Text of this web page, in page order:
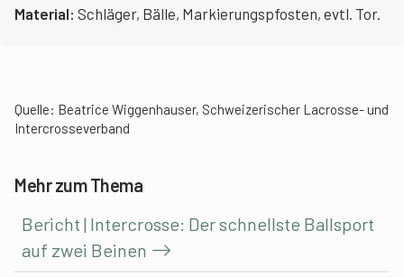
Material: Schläger, Bälle, Markierungspfosten, evtl. Tor.
Quelle: Beatrice Wiggenhauser, Schweizerischer Lacrosse- und
Intercrosseverband
Mehr zum Thema
Bericht | Intercrosse: Der schnellste Ballsport
auf zwei Beinen